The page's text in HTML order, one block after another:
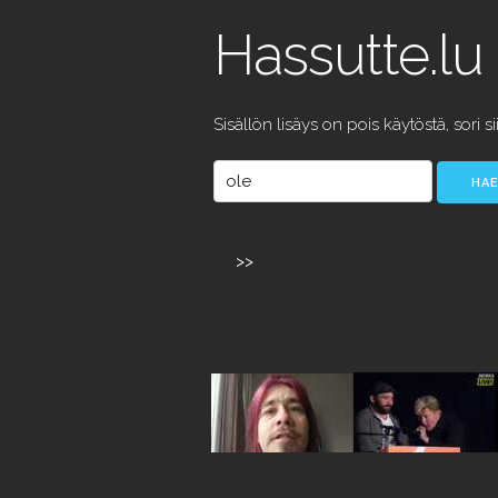
Hassutte.lu
Sisällön lisäys on pois käytöstä, sori
>>